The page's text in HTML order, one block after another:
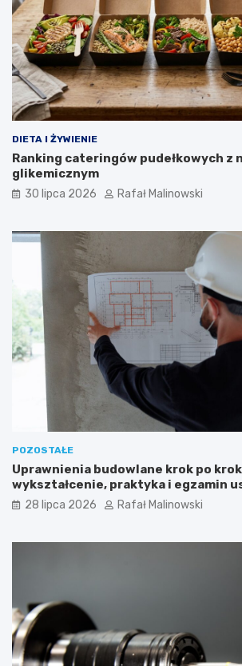
DIETA I ŻYWIENIE
Ranking cateringów pudełkowych z
glikemicznym
30 lipca 2026 Rafał Malinowski
POZOSTAŁE
Uprawnienia budowlane krok po
wykształcenie, praktyka i egzamin
28 lipca 2026 Rafał Malinowski